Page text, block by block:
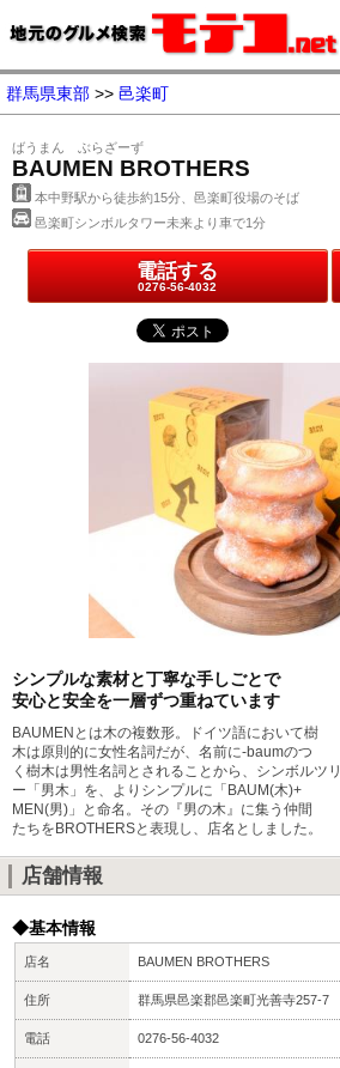
群馬県東部 >> 邑楽町
ばうまん ぶらざーず
BAUMEN BROTHERS
本中野駅から徒歩約15分、邑楽町役場のそば
邑楽町シンボルタワー未来より車で1分
電話する
0276-56-4032
シンプルな素材と丁寧な手しごとで
安心と安全を一層ずつ重ねています
BAUMENとは木の複数形。ドイツ語において樹
木は原則的に女性名詞だが、名前に-baumのつ
く樹木は男性名詞とされることから、シンボルツリ
ー「男木」を、よりシンプルに「BAUM(木)+
MEN(男)」と命名。その『男の木』に集う仲間
たちをBROTHERSと表現し、店名としました。
店舗情報
◆基本情報
店名 BAUMEN BROTHERS
住所 群馬県邑楽郡邑楽町光善寺257-7
電話 0276-56-4032